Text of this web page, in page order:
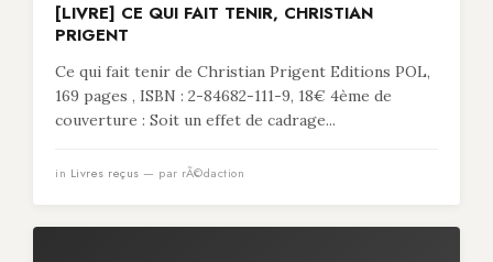
[LIVRE] CE QUI FAIT TENIR, CHRISTIAN
PRIGENT
Ce qui fait tenir de Christian Prigent Editions POL,
169 pages , ISBN : 2-84682-111-9, 18€ 4ème de
couverture : Soit un effet de cadrage...
in Livres reçus — par rÃ©daction